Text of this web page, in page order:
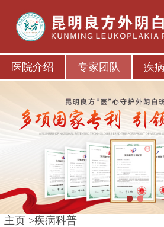
医院介绍 专家团队 疾
主页 >疾病科普